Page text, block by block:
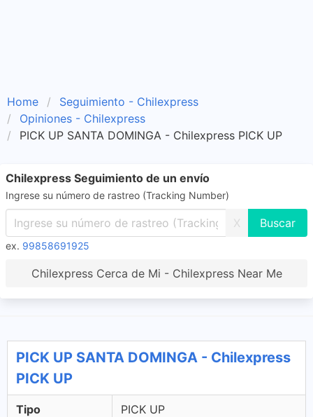
Home
Seguimiento - Chilexpress
Opiniones - Chilexpress
PICK UP SANTA DOMINGA - Chilexpress PICK UP
Chilexpress Seguimiento de un envío
Ingrese su número de rastreo (Tracking Number)
X
ex. 99858691925
Chilexpress Cerca de Mi - Chilexpress Near Me
PICK UP SANTA DOMINGA - Chilexpress
PICK UP
Tipo PICK UP